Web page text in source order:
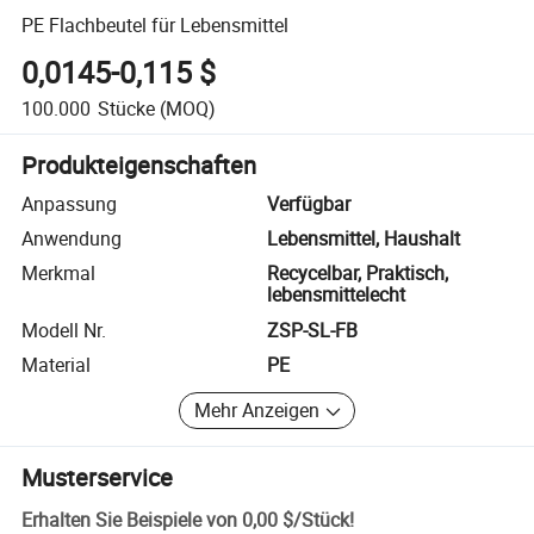
PE Flachbeutel für Lebensmittel
0,0145-0,115 $
100.000 Stücke (MOQ)
Produkteigenschaften
Anpassung
Verfügbar
Anwendung
Lebensmittel, Haushalt
Merkmal
Recycelbar, Praktisch,
lebensmittelecht
Modell Nr.
ZSP-SL-FB
Material
PE
Mehr Anzeigen
Musterservice
Erhalten Sie Beispiele von 0,00 $/Stück!